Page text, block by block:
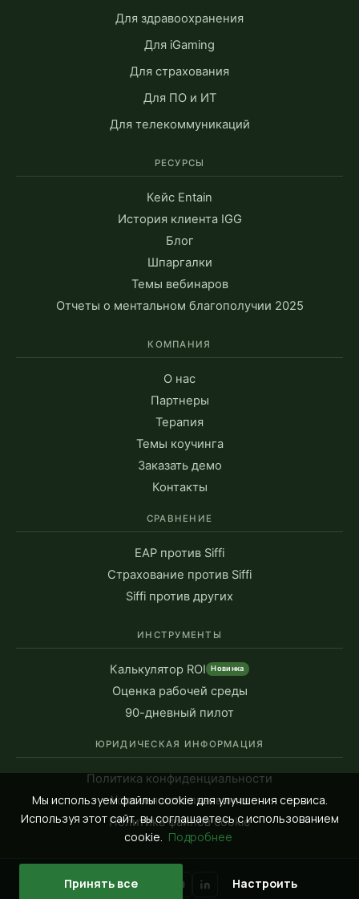
Для здравоохранения
Для iGaming
Для страхования
Для ПО и ИТ
Для телекоммуникаций
РЕСУРСЫ
Кейс Entain
История клиента IGG
Блог
Шпаргалки
Темы вебинаров
Отчеты о ментальном благополучии 2025
КОМПАНИЯ
О нас
Партнеры
Терапия
Темы коучинга
Заказать демо
Контакты
СРАВНЕНИЕ
EAP против Siffi
Страхование против Siffi
Siffi против других
ИНСТРУМЕНТЫ
Калькулятор ROI Новинка
Оценка рабочей среды
90-дневный пилот
ЮРИДИЧЕСКАЯ ИНФОРМАЦИЯ
Политика конфиденциальности
Условия использования
Политика файлов cookie
Мы используем файлы cookie для улучшения сервиса.
Используя этот сайт, вы соглашаетесь с использованием
cookie. Подробнее
Принять все Настроить